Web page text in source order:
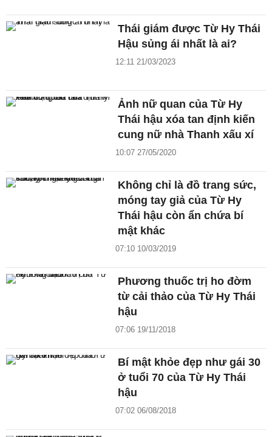
Thái giám được Từ Hy Thái
Hậu sủng ái nhất là ai?
12:11 21/03/2023
Ảnh nữ quan của Từ Hy
Thái hậu xóa tan định kiến
cung nữ nhà Thanh xấu xí
10:07 27/05/2020
Không chỉ là đồ trang sức,
móng tay giả của Từ Hy
Thái hậu còn ẩn chứa bí
mật khác
07:10 10/03/2019
Phương thuốc trị ho đờm
từ cải thảo của Từ Hy Thái
hậu
07:06 19/11/2018
Bí mật khỏe đẹp như gái 30
ở tuổi 70 của Từ Hy Thái
hậu
07:02 06/08/2018